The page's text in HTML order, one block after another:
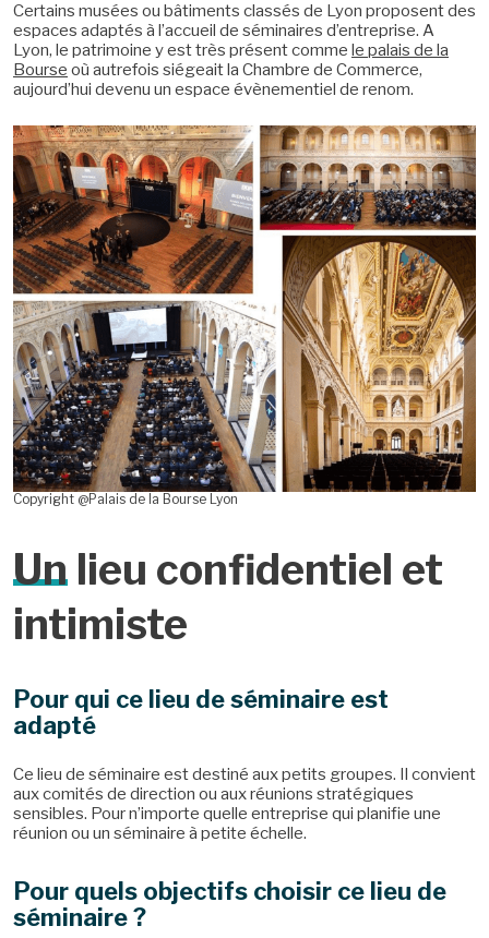
Certains musées ou bâtiments classés de Lyon proposent des
espaces adaptés à l’accueil de séminaires d’entreprise. A
Lyon, le patrimoine y est très présent comme le palais de la
Bourse où autrefois siégeait la Chambre de Commerce,
aujourd’hui devenu un espace évènementiel de renom.
Copyright @Palais de la Bourse Lyon
Un lieu confidentiel et
intimiste
Pour qui ce lieu de séminaire est
adapté
Ce lieu de séminaire est destiné aux petits groupes. Il convient
aux comités de direction ou aux réunions stratégiques
sensibles. Pour n’importe quelle entreprise qui planifie une
réunion ou un séminaire à petite échelle.
Pour quels objectifs choisir ce lieu de
séminaire ?